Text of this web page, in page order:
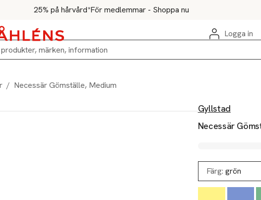
25% på hårvård*För medlemmar - Shoppa nu
Logga in
/ Necessär Gömställe, Medium
Gyllstad
Necessär
Färg: grön